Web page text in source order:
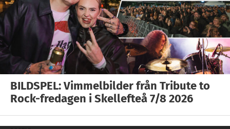
BILDSPEL: Vimmelbilder från Tribute to
Rock-fredagen i Skellefteå 7/8 2026